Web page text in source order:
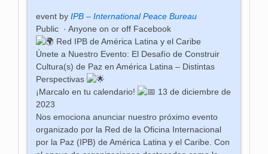
event byIPB – International Peace Bureau
Public ·Anyone on or off Facebook
Red IPB de América Latina y el Caribe
Únete a Nuestro Evento: El Desafío de Construir
Cultura(s) de Paz en América Latina – Distintas
Perspectivas
¡Marcalo en tu calendario!
13 de diciembre de
2023
Nos emociona anunciar nuestro próximo evento
organizado por la Red de la Oficina Internacional
por la Paz (IPB) de América Latina y el Caribe. Con